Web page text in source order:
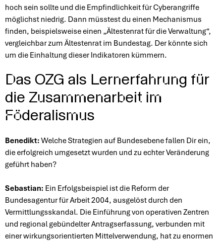
hoch sein sollte und die Empfindlichkeit für Cyberangriffe
möglichst niedrig. Dann müsstest du einen Mechanismus
finden, beispielsweise einen „Ältestenrat für die Verwaltung“,
vergleichbar zum Ältestenrat im Bundestag. Der könnte sich
um die Einhaltung dieser Indikatoren kümmern.
Das OZG als Lernerfahrung für
die Zusammenarbeit im
Föderalismus
Benedikt: Welche Strategien auf Bundesebene fallen Dir ein,
die erfolgreich umgesetzt wurden und zu echter Veränderung
geführt haben?
Sebastian: Ein Erfolgsbeispiel ist die Reform der
Bundesagentur für Arbeit 2004, ausgelöst durch den
Vermittlungsskandal. Die Einführung von operativen Zentren
und regional gebündelter Antragserfassung, verbunden mit
einer wirkungsorientierten Mittelverwendung, hat zu enormen